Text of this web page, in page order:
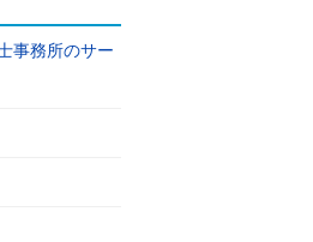
事務所のサー